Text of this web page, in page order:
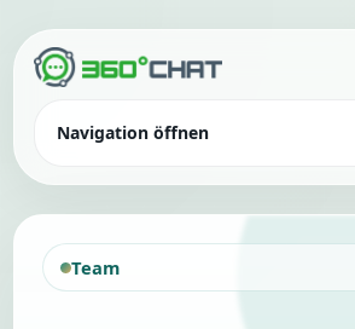
Navigation öffnen
Team